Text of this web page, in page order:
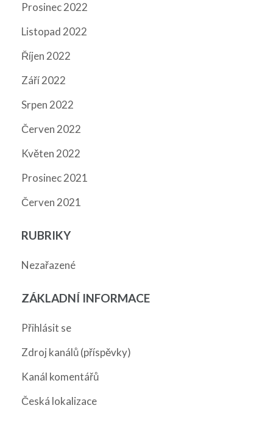
Prosinec 2022
Listopad 2022
Říjen 2022
Září 2022
Srpen 2022
Červen 2022
Květen 2022
Prosinec 2021
Červen 2021
RUBRIKY
Nezařazené
ZÁKLADNÍ INFORMACE
Přihlásit se
Zdroj kanálů (příspěvky)
Kanál komentářů
Česká lokalizace